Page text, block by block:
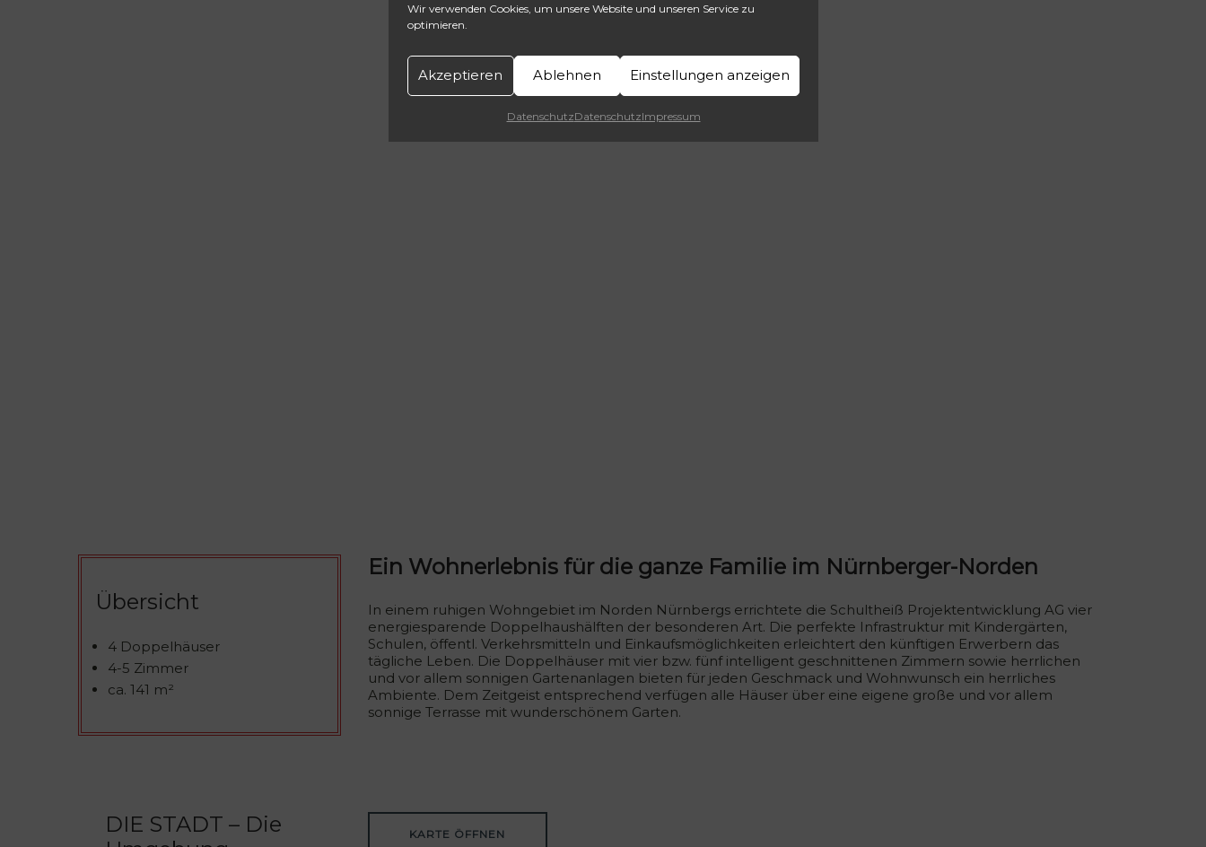
Wir verwenden Cookies, um unsere Website und unseren Service zu
optimieren.
Akzeptieren Ablehnen Einstellungen anzeigen
DatenschutzDatenschutzImpressum
Übersicht
4 Doppelhäuser
4-5 Zimmer
ca. 141 m²
Ein Wohnerlebnis für die ganze Familie im Nürnberger-Norden
In einem ruhigen Wohngebiet im Norden Nürnbergs errichtete die Schultheiß Projektentwicklung AG vier
energiesparende Doppelhaushälften der besonderen Art. Die perfekte Infrastruktur mit Kindergärten,
Schulen, öffentl. Verkehrsmitteln und Einkaufsmöglichkeiten erleichtert den künftigen Erwerbern das
tägliche Leben. Die Doppelhäuser mit vier bzw. fünf intelligent geschnittenen Zimmern sowie herrlichen
und vor allem sonnigen Gartenanlagen bieten für jeden Geschmack und Wohnwunsch ein herrliches
Ambiente. Dem Zeitgeist entsprechend verfügen alle Häuser über eine eigene große und vor allem
sonnige Terrasse mit wunderschönem Garten.
DIE STADT – Die
KARTE ÖFFNEN